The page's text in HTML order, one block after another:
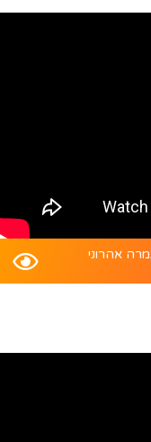
אהרוני